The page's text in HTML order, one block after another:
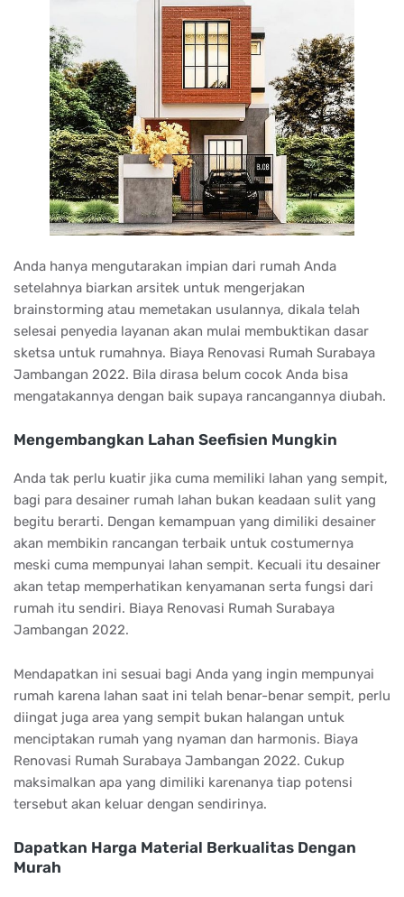
Anda hanya mengutarakan impian dari rumah Anda
setelahnya biarkan arsitek untuk mengerjakan
brainstorming atau memetakan usulannya, dikala telah
selesai penyedia layanan akan mulai membuktikan dasar
sketsa untuk rumahnya. Biaya Renovasi Rumah Surabaya
Jambangan 2022. Bila dirasa belum cocok Anda bisa
mengatakannya dengan baik supaya rancangannya diubah.
Mengembangkan Lahan Seefisien Mungkin
Anda tak perlu kuatir jika cuma memiliki lahan yang sempit,
bagi para desainer rumah lahan bukan keadaan sulit yang
begitu berarti. Dengan kemampuan yang dimiliki desainer
akan membikin rancangan terbaik untuk costumernya
meski cuma mempunyai lahan sempit. Kecuali itu desainer
akan tetap memperhatikan kenyamanan serta fungsi dari
rumah itu sendiri. Biaya Renovasi Rumah Surabaya
Jambangan 2022.
Mendapatkan ini sesuai bagi Anda yang ingin mempunyai
rumah karena lahan saat ini telah benar-benar sempit, perlu
diingat juga area yang sempit bukan halangan untuk
menciptakan rumah yang nyaman dan harmonis. Biaya
Renovasi Rumah Surabaya Jambangan 2022. Cukup
maksimalkan apa yang dimiliki karenanya tiap potensi
tersebut akan keluar dengan sendirinya.
Dapatkan Harga Material Berkualitas Dengan
Murah